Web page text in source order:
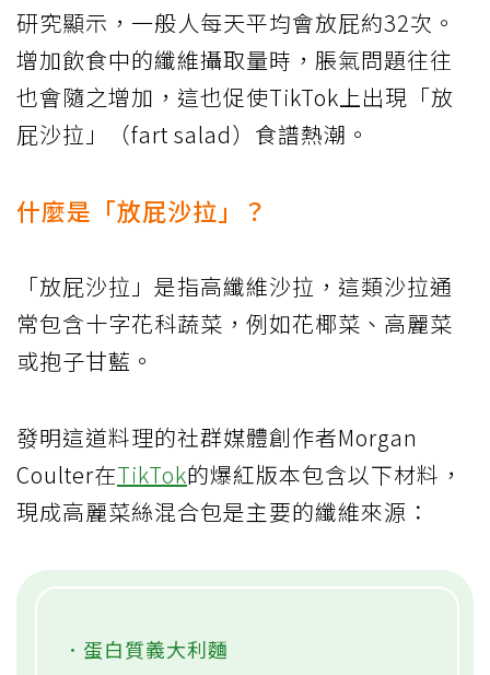
研究顯示，一般人每天平均會放屁約32次。
增加飲食中的纖維攝取量時，脹氣問題往往
也會隨之增加，這也促使TikTok上出現「放
屁沙拉」（fart salad）食譜熱潮。
什麼是「放屁沙拉」？
「放屁沙拉」是指高纖維沙拉，這類沙拉通
常包含十字花科蔬菜，例如花椰菜、高麗菜
或抱子甘藍。
發明這道料理的社群媒體創作者Morgan
Coulter在TikTok的爆紅版本包含以下材料，
現成高麗菜絲混合包是主要的纖維來源：
．蛋白質義大利麵